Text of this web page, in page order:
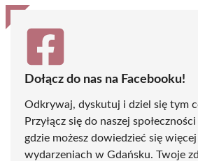
Dołącz do nas na Facebooku!
Odkrywaj, dyskutuj i dziel się tym
Przyłącz się do naszej
gdzie możesz dowiedzieć się
wydarzeniach w Gdańsku. Twoje